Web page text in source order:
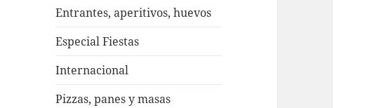
Entrantes, aperitivos, huevos
Especial Fiestas
Internacional
Pizzas, panes y masas